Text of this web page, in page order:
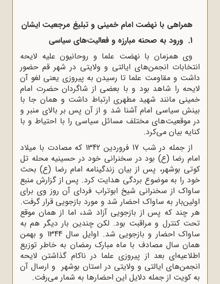
همراهی با نهضت امام خمینی و تبلیغ مرجعیت ایشان
1. ورود به صحنه مبارزه و فعالیت‌های سیاسی
وی همزمان با نهضت علما و روحانیون علیه لایحه
انتخابات انجمن‌های ایالتی و ولایتی در شهر قم حضور
داشت و مقاومت علما تا رسیدن به پیروزی یعنی لغو آن
لایحه را شاهد بود و با بعضی از شاگردان حضرت امام
خمینی مانند شهید مطهری ارتباط داشت و همان جا با
بینش سیاسی امام آشنا شد و از آن پس بر بالای منبر و
در موقعیت‌های مختلف مسائل سیاسی را با احتیاط و با
کنایه بیان می‌کرد.
از جمله در شب 17 فروردین 1342 که مصادت با میلاد
امام رضا (ع) بود در سخنرانی خود در حسینیه محله تل
کوتی بوشهر، پس از بیان زندگینامه امام رضا (ع) بحث
خود را به موضوع بردگی هدایت کرد. پس از گزارش منبع
ساواک از سخنرانی شیخ ابوتراب فردای آن روز وی برای
اولین‌بار به ساواک احضار شد و مورد بازجویی قرار گرفت.
هر چند که پس از بازجویی آزاد شد، اما از همان موقع
تحت کنترل و مراقبت بود. لکن چندین بار دیگر هم به
ساواک احضار و بازجویی شد. اوایل سال 1344 و بهمن
همان سال مصادف با ماه مبارک رمضان به خاطر توزیع
اطلاعیه‌ای بعد از پیروزی علما در ناکام گذاشتن لایحه
انجمن‌های ایالتی و ولایتی در استان بوشهر و ارسال آن
به کویت از جمله دلایل این احضارها به شمار می‌رفت.